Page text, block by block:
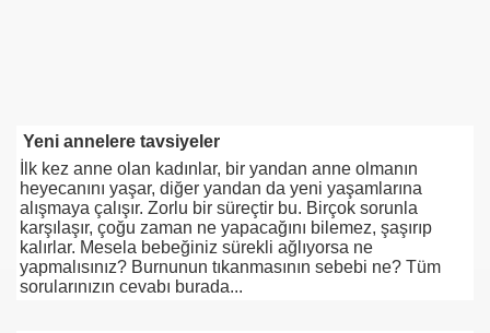
Yeni annelere tavsiyeler
İlk kez anne olan kadınlar, bir yandan anne olmanın
heyecanını yaşar, diğer yandan da yeni yaşamlarına
alışmaya çalışır. Zorlu bir süreçtir bu. Birçok sorunla
karşılaşır, çoğu zaman ne yapacağını bilemez, şaşırıp
kalırlar. Mesela bebeğiniz sürekli ağlıyorsa ne
yapmalısınız? Burnunun tıkanmasının sebebi ne? Tüm
sorularınızın cevabı burada...
- HİDROJEN ENERJİ MRK *NASIL ENGELLENDİ* !!!
-Engellenen Mühendis !!!